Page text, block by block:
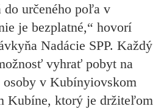
určeného poľa v
je bezplatné,“ hovorí
Nadácie SPP. Každý
vyhrať pobyt na
osoby v Kubínyiovskom
Kubíne, ktorý je držiteľom